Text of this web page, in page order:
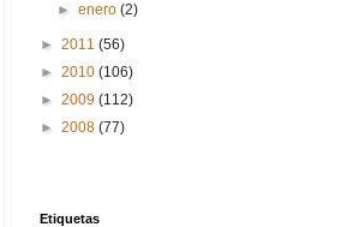
►enero(2)
► 2011 (56)
► 2010 (106)
► 2009 (112)
► 2008 (77)
Etiquetas